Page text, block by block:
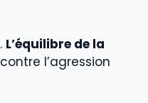
L’équilibre de la
contre l’agression